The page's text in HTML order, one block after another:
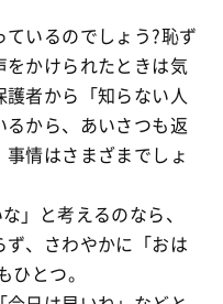
いるのでしょう?恥ず
かけられたときは気
者から「知らない人
から、あいさつも返
情はさまざまでしょ
」と考えるのなら、
、さわやかに「おは
とつ。